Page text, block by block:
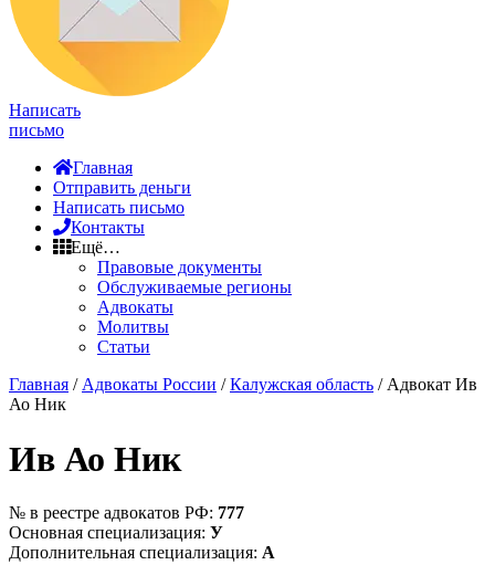
Написать
письмо
Главная
Отправить деньги
Написать письмо
Контакты
Ещё…
Правовые документы
Обслуживаемые регионы
Адвокаты
Молитвы
Статьи
Главная / Адвокаты России /Калужская область / Адвокат Ив
Ао Ник
Ив Ао Ник
№ в реестре адвокатов РФ: 777
Основная специализация: У
Дополнительная специализация: А